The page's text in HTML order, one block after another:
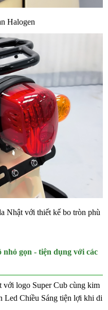
Halogen
Nhật với thiết kế bo tròn phù
gọn - tiện dụng với các
với logo Super Cub cùng kim
Led Chiều Sáng tiện lợi khi di